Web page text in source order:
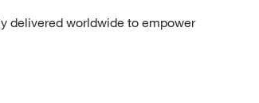
delivered worldwide to empower